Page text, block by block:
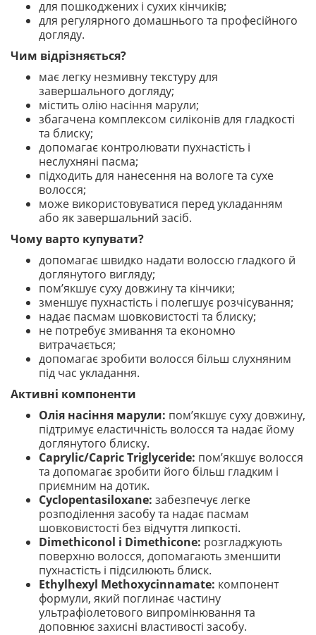
для пошкоджених і сухих кінчиків;
для регулярного домашнього та професійного
догляду.
Чим відрізняється?
має легку незмивну текстуру для
завершального догляду;
містить олію насіння марули;
збагачена комплексом силіконів для гладкості
та блиску;
допомагає контролювати пухнастість і
неслухняні пасма;
підходить для нанесення на вологе та сухе
волосся;
може використовуватися перед укладанням
або як завершальний засіб.
Чому варто купувати?
допомагає швидко надати волоссю гладкого й
доглянутого вигляду;
пом’якшує суху довжину та кінчики;
зменшує пухнастість і полегшує розчісування;
надає пасмам шовковистості та блиску;
не потребує змивання та економно
витрачається;
допомагає зробити волосся більш слухняним
під час укладання.
Активні компоненти
Олія насіння марули: пом’якшує суху довжину,
підтримує еластичність волосся та надає йому
доглянутого блиску.
Caprylic/Capric Triglyceride: пом’якшує волосся
та допомагає зробити його більш гладким і
приємним на дотик.
Cyclopentasiloxane: забезпечує легке
розподілення засобу та надає пасмам
шовковистості без відчуття липкості.
Dimethiconol і Dimethicone: розгладжують
поверхню волосся, допомагають зменшити
пухнастість і підсилюють блиск.
Ethylhexyl Methoxycinnamate: компонент
формули, який поглинає частину
ультрафіолетового випромінювання та
доповнює захисні властивості засобу.